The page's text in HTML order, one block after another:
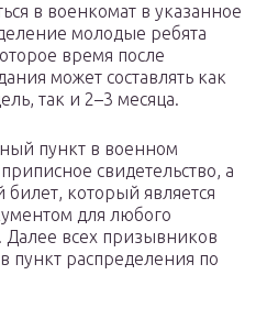
в военкомат в указанное
молодые ребята
время после
может составлять как
так и 2–3 месяца.
пункт в военном
свидетельство, а
который является
для любого
Далее всех призывников
пункт распределения по